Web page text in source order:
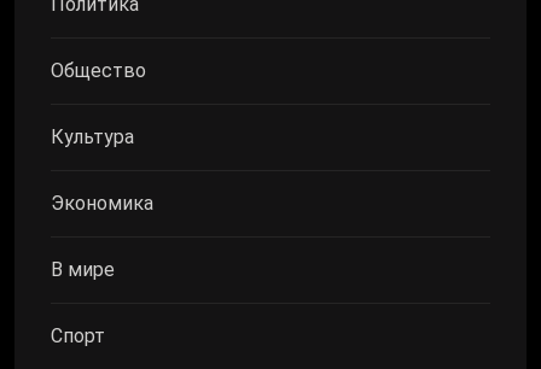
Общество
Культура
Экономика
В мире
Спорт